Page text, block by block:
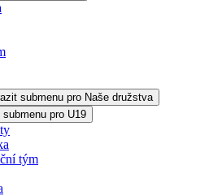
submenu pro Naše družstva
submenu pro U19
tým